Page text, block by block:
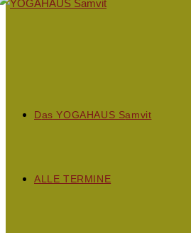
Das YOGAHAUS Samvit
ALLE TERMINE